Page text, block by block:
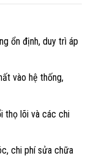
ổn định, duy trì áp
vào hệ thống,
thọ lõi và các chi
chi phí sửa chữa